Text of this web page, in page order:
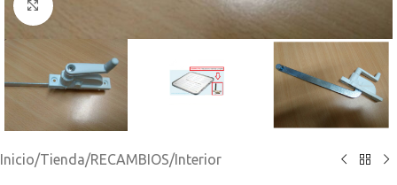
Clic para ampliar
Inicio/Tienda/RECAMBIOS/Interior